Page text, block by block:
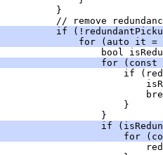
}
// remove
if
for (auto it
bool
for
if
}
}
if
for